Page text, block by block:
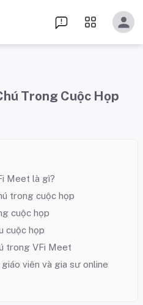
Trong Cuộc Họp
Meet là gì?
trong cuộc họp
cuộc họp
cuộc họp
trong VFi Meet
viên và gia sư online